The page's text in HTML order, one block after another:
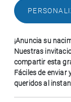
Comunión
Condolencias
Cumpleaños
¡Anuncia su
Nuestras
compartir esta
Fáciles de enviar
queridos al